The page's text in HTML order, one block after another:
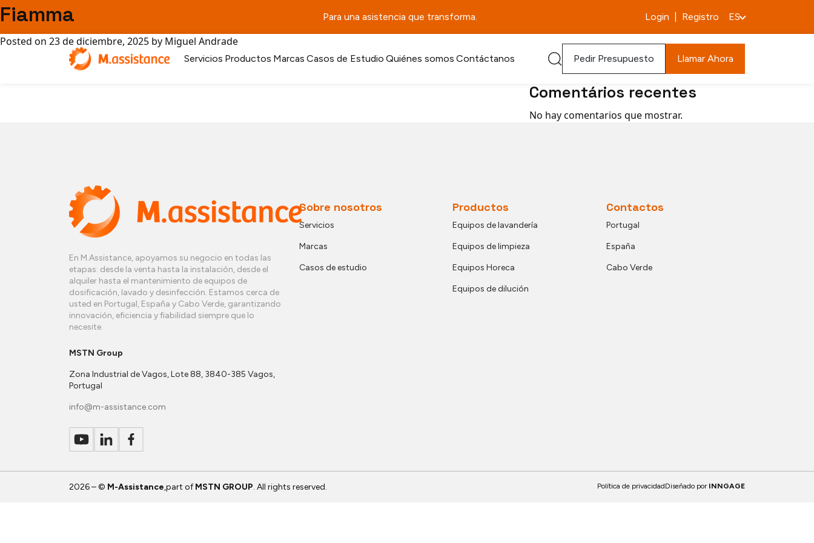
Para una asistencia que transforma. Login Registro ES
Servicios Productos Marcas Casos de Estudio Quiénes somos Contáctanos Pedir Presupuesto Llamar Ahora
Fiamma
Posted on 23 de diciembre, 2025 by Miguel Andrade
Hoshizaki
BWT
Buscar
Artigos recentes
Comentários recentes
No hay comentarios que mostrar.
En M.Assistance, apoyamos su negocio en todas las
etapas: desde la venta hasta la instalación, desde el
alquiler hasta el mantenimiento de equipos de
dosificación, lavado y desinfección. Estamos cerca de
usted en Portugal, España y Cabo Verde, garantizando
innovación, eficiencia y fiabilidad siempre que lo
necesite.
MSTN Group
Zona Industrial de Vagos, Lote 88, 3840-385 Vagos,
Portugal
info@m-assistance.com
Sobre nosotros
Servicios
Marcas
Casos de estudio
Productos
Equipos de lavandería
Equipos de limpieza
Equipos Horeca
Equipos de dilución
Contactos
Portugal
España
Cabo Verde
2026 – © M-Assistance,part ofMSTN GROUP. All rights reserved. Política de privacidadDiseñado por INNGAGE